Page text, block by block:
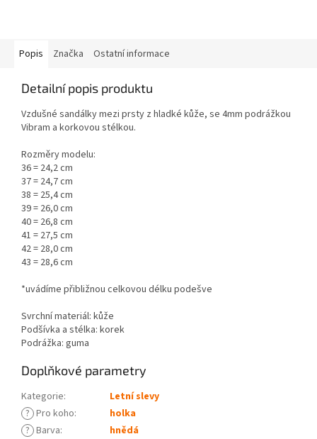
Popis Značka Ostatní informace
Detailní popis produktu
Vzdušné sandálky mezi prsty z hladké kůže, se 4mm podrážkou
Vibram a korkovou stélkou.
Rozměry modelu:
36 = 24,2 cm
37 = 24,7 cm
38 = 25,4 cm
39 = 26,0 cm
40 = 26,8 cm
41 = 27,5 cm
42 = 28,0 cm
43 = 28,6 cm
*uvádíme přibližnou celkovou délku podešve
Svrchní materiál: kůže
Podšívka a stélka: korek
Podrážka: guma
Doplňkové parametry
Kategorie:
Letní slevy
? Pro koho:
holka
? Barva:
hnědá